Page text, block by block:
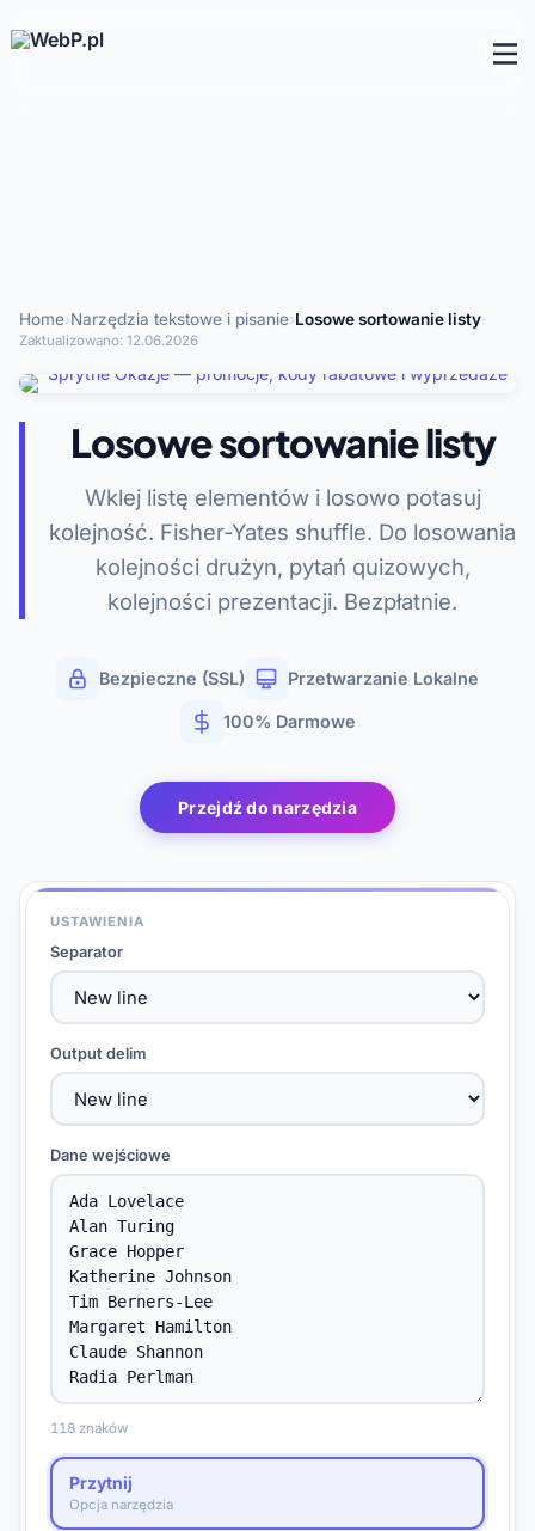
Home›Narzędzia tekstowe i pisanie›Losowe sortowanie listy·
Zaktualizowano: 12.06.2026
Losowe sortowanie listy
Wklej listę elementów i losowo potasuj
kolejność. Fisher-Yates shuffle. Do losowania
kolejności drużyn, pytań quizowych,
kolejności prezentacji. Bezpłatnie.
Bezpieczne (SSL) Przetwarzanie Lokalne
100% Darmowe
Przejdź do narzędzia
USTAWIENIA
Separator
Output delim
Dane wejściowe
118 znaków
Przytnij
Opcja narzędzia